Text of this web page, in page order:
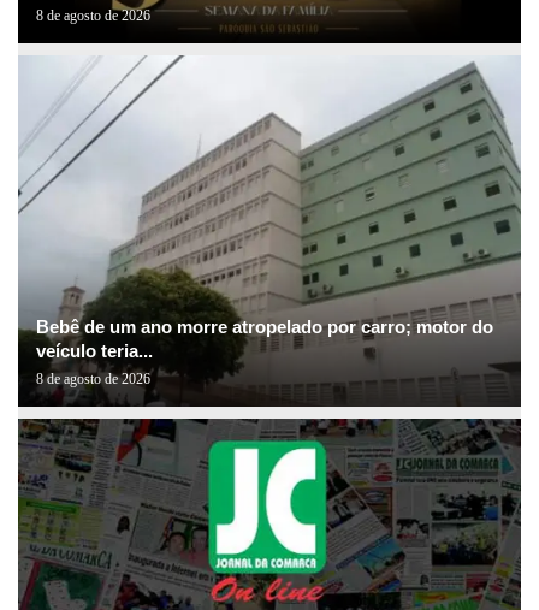
8 de agosto de 2026
Bebê de um ano morre atropelado por carro; motor do
veículo teria...
8 de agosto de 2026